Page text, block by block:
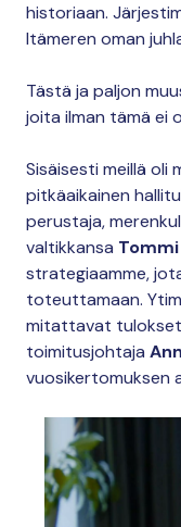
historiaan.
Itämeren oman
Tästä ja paljon
joita ilman tämä ei
Sisäisesti meillä oli
pitkäaikainen
perustaja,
valtikkansa
strategiaamme,
toteuttamaan.
mitattavat
toimitusjohtaja
vuosikertomuksen